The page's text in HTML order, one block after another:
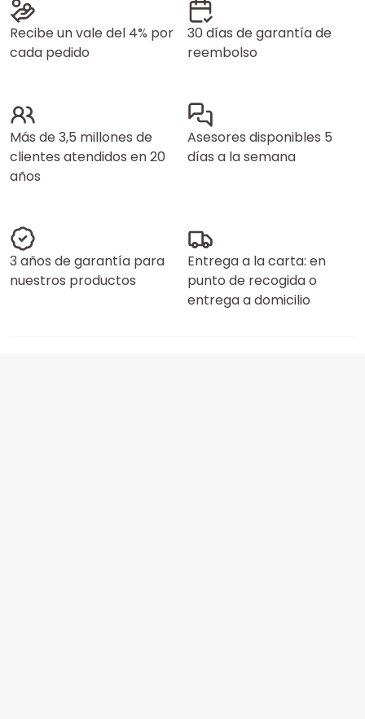
Recibe un vale del 4% por
cada pedido
30 días de garantía de
reembolso
Más de 3,5 millones de
clientes atendidos en 20
años
Asesores disponibles 5
días a la semana
3 años de garantía para
nuestros productos
Entrega a la carta: en
punto de recogida o
entrega a domicilio